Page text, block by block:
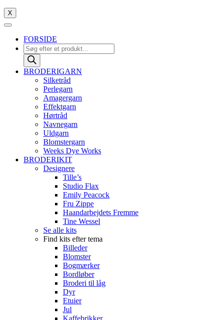
X
FORSIDE
Products
search
BRODERIGARN
Silketråd
Perlegarn
Amagergarn
Effektgarn
Hørtråd
Navnegarn
Uldgarn
Blomstergarn
Weeks Dye Works
BRODERIKIT
Designere
Tille’s
Studio Flax
Emily Peacock
Fru Zippe
Haandarbejdets Fremme
Tine Wessel
Se alle kits
Find kits efter tema
Billeder
Blomster
Bogmærker
Bordløber
Broderi til låg
Dyr
Etuier
Jul
Kaffebrikker